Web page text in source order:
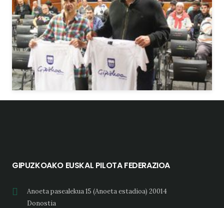
GIPUZKOAKO EUSKAL PILOTA FEDERAZIOA
Anoeta pasealekua 15 (Anoeta estadioa) 20014
Donostia